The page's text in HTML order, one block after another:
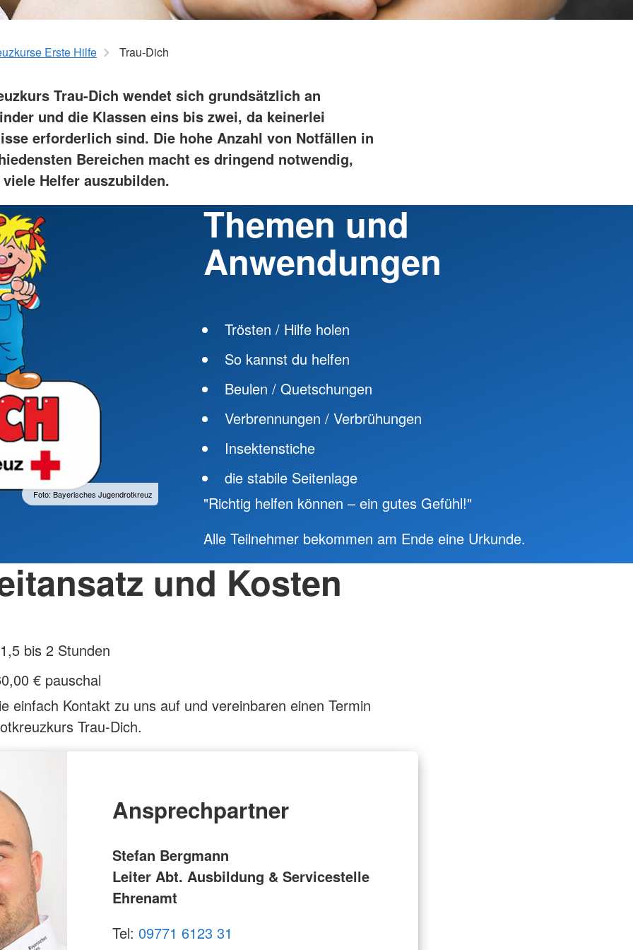
Leben mit Krebs
Schlaganfall
Kinder, Jugend und
Familienhilfe
Erste Hilfe Trau-Dich
Trau-Dich wendet sich grundsätzlich an
und die Klassen eins bis zwei, da keinerlei
erforderlich sind. Die hohe Anzahl von Notfällen in
Bereichen macht es dringend notwendig,
Helfer auszubilden.
Foto: Bayerisches Jugendrotkreuz
Themen und
Anwendungen
Trösten / Hilfe holen
So kannst du helfen
Beulen / Quetschungen
Verbrennungen / Verbrühungen
Insektenstiche
die stabile Seitenlage
"Richtig helfen können – ein gutes Gefühl!"
Alle Teilnehmer bekommen am Ende eine Urkunde.
und Kosten
bis 2 Stunden
€ pauschal
einfach Kontakt zu uns auf und vereinbaren einen Termin
Trau-Dich.
Ansprechpartner
Stefan Bergmann
Leiter Abt. Ausbildung & Servicestelle
Ehrenamt
Tel: 09771 6123 31